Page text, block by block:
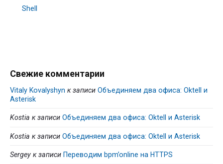
Shell
Свежие комментарии
Vitaly Kovalyshyn к записи Объединяем два офиса: Oktell и
Asterisk
Kostia к записи Объединяем два офиса: Oktell и Asterisk
Kostia к записи Объединяем два офиса: Oktell и Asterisk
Sergey к записи Переводим bpm’online на HTTPS